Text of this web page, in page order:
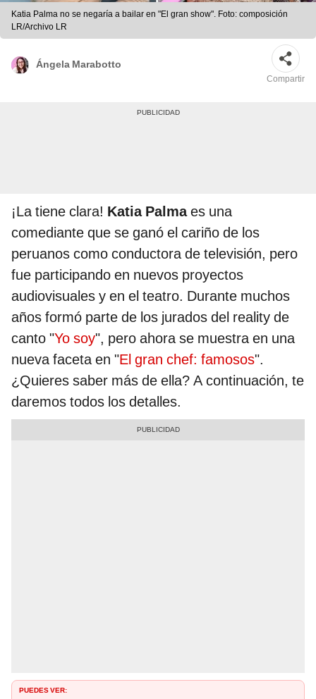
Katia Palma no se negaría a bailar en "El gran show". Foto: composición
LR/Archivo LR
Ángela Marabotto
Compartir
¡La tiene clara! Katia Palmaes una
comediante que se ganó el cariño de los
peruanos como conductora de televisión, pero
fue participando en nuevos proyectos
audiovisuales y en el teatro. Durante muchos
años formó parte de los jurados del reality de
canto "Yo soy", pero ahora se muestra en una
nueva faceta en "El gran chef: famosos".
¿Quieres saber más de ella? A continuación, te
daremos todos los detalles.
PUEDES VER: